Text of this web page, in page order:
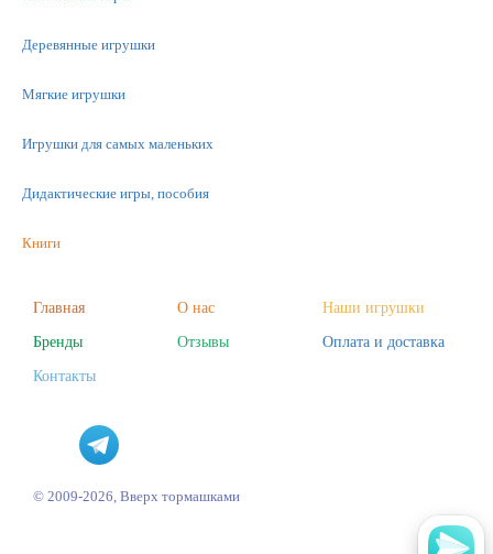
Деревянные игрушки
Мягкие игрушки
Игрушки для самых маленьких
Дидактические игры, пособия
Книги
Фигурки
Наборы для творчества
Пазлы
Главная О нас
Наши игрушки
Бренды
Отзывы
Оплата и доставка
Контакты
© 2009-2026, Вверх тормашками